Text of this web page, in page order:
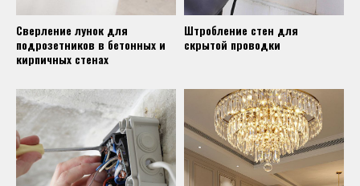
Сверление лунок для
подрозетников в бетонных и
кирпичных стенах
Штробление стен для
скрытой проводки